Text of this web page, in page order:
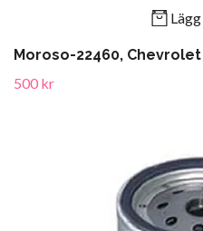
Moroso-22460,
500 kr